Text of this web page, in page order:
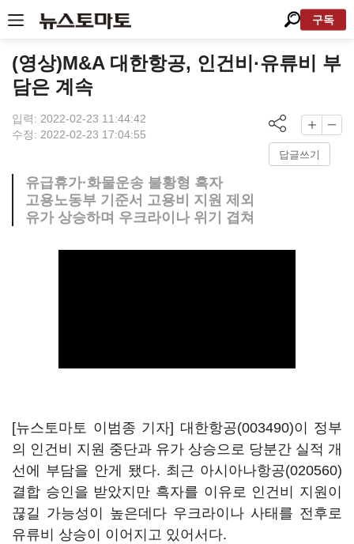
구독
(영상)M&A 대한항공, 인건비·유류비 부
담은 계속
입력: 2022-02-23 11:44:42
수정: 2022-02-23 17:04:55
답글쓰기
유급휴가·화물운송 불황형 흑자
고용노동부 기준서 고용비 지원 제외
유가 상승하며 우크라이나 위기 겹쳐
[뉴스토마토 이범종 기자] 대한항공(003490)이 정부
의 인건비 지원 중단과 유가 상승으로 당분간 실적 개
선에 부담을 안게 됐다. 최근 아시아나항공(020560)
결합 승인을 받았지만 흑자를 이유로 인건비 지원이
끊길 가능성이 높은데다 우크라이나 사태를 전후로
유류비 상승이 이어지고 있어서다.